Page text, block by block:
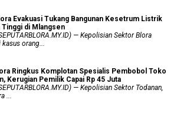
Evakuasi Tukang Bangunan Kesetrum Listrik
Tinggi di Mlangsen
— Kepolisian Sektor Blora
kasus orang...
Ringkus Komplotan Spesialis Pembobol Toko
Kerugian Pemilik Capai Rp 45 Juta
— Kepolisian Sektor Todanan,
...